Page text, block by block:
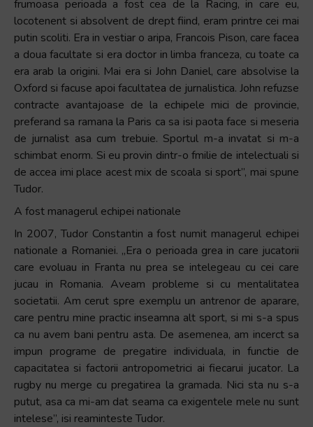
frumoasa perioada a fost cea de la Racing, in care eu,
locotenent si absolvent de drept fiind, eram printre cei mai
putin scoliti. Era in vestiar o aripa, Francois Pison, care facea
a doua facultate si era doctor in limba franceza, cu toate ca
era arab la origini. Mai era si John Daniel, care absolvise la
Oxford si facuse apoi facultatea de jurnalistica. John refuzse
contracte avantajoase de la echipele mici de provincie,
preferand sa ramana la Paris ca sa isi paota face si meseria
de jurnalist asa cum trebuie. Sportul m-a invatat si m-a
schimbat enorm. Si eu provin dintr-o fmilie de intelectuali si
de accea imi place acest mix de scoala si sport”, mai spune
Tudor.
A fost managerul echipei nationale
In 2007, Tudor Constantin a fost numit managerul echipei
nationale a Romaniei. „Era o perioada grea in care jucatorii
care evoluau in Franta nu prea se intelegeau cu cei care
jucau in Romania. Aveam probleme si cu mentalitatea
societatii. Am cerut spre exemplu un antrenor de aparare,
care pentru mine practic inseamna alt sport, si mi s-a spus
ca nu avem bani pentru asta. De asemenea, am incerct sa
impun programe de pregatire individuala, in functie de
capacitatea si factorii antropometrici ai fiecarui jucator. La
rugby nu merge cu pregatirea la gramada. Nici sta nu s-a
putut, asa ca mi-am dat seama ca exigentele mele nu sunt
intelese”, isi reaminteste Tudor.